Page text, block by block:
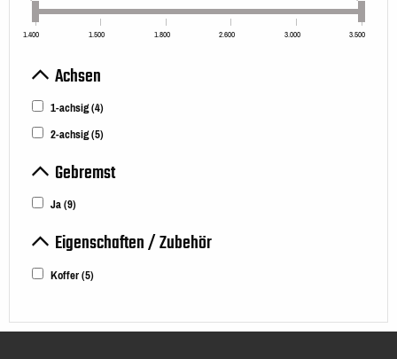
1.400 1.500 1.800 2.600 3.000 3.500
Achsen
1-achsig(4)
2-achsig(5)
Gebremst
Ja(9)
Eigenschaften / Zubehör
Koffer(5)